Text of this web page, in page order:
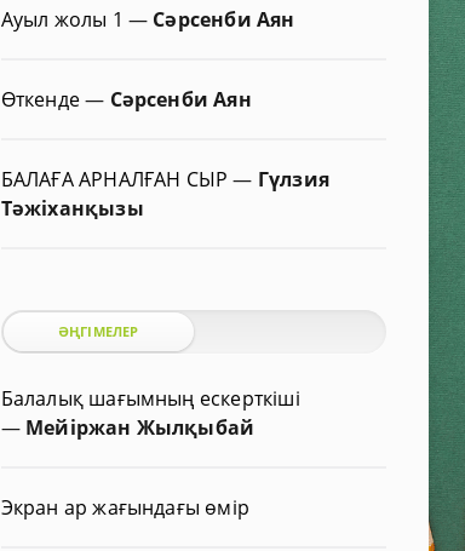
Ауыл жолы 1 — Сәрсенби Аян
Өткенде— Сәрсенби Аян
БАЛАҒА АРНАЛҒАН СЫР— Гүлзия
Тәжіханқызы
ӘҢГІМЕЛЕР
Балалық шағымның ескерткіші
— Мейіржан Жылқыбай
Экран ар жағындағы өмір